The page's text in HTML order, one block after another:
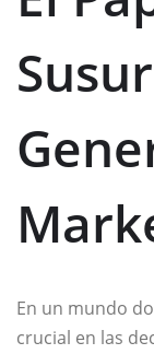
En un mundo
crucial en las